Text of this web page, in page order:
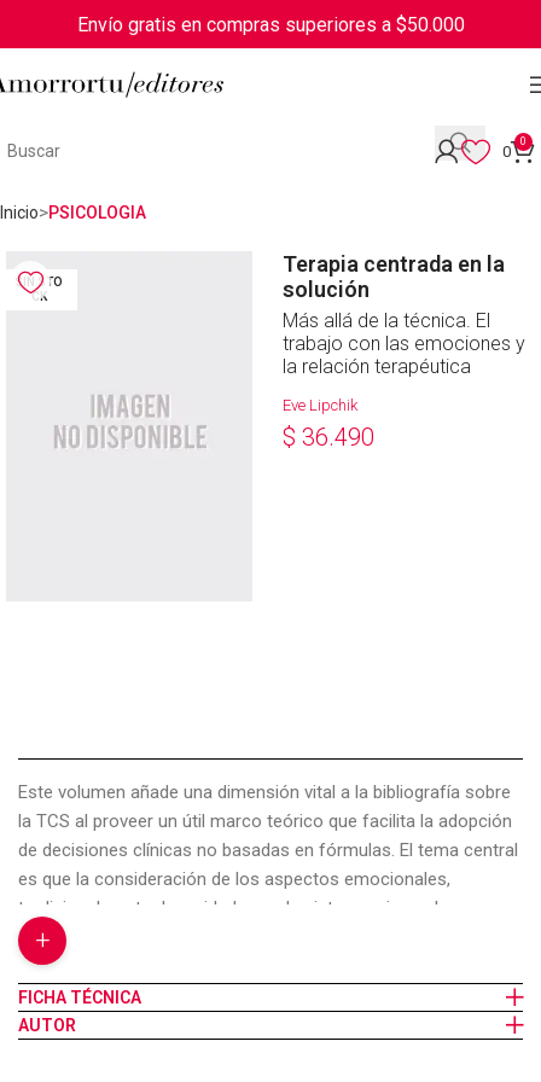
Envío gratis en compras superiores a $50.000
0
0
Inicio PSICOLOGIA
SIN STO
CK
Terapia centrada en la
solución
Más allá de la técnica. El
trabajo con las emociones y
la relación terapéutica
Eve Lipchik
$ 36.490
Este volumen añade una dimensión vital a la bibliografía sobre
la TCS al proveer un útil marco teórico que facilita la adopción
de decisiones clínicas no basadas en fórmulas. El tema central
es que la consideración de los aspectos emocionales,
tradicionalmente descuidados en las intervenciones breves
basadas en los puntos fuertes, puede ayudar a «desbloquear»
las situaciones difíciles y allanar el camino a las soluciones
exitosas, considerando que las emociones son parte de todo
problema y de toda solución. Escrito por la destacada
+
FICHA TÉCNICA
AUTOR